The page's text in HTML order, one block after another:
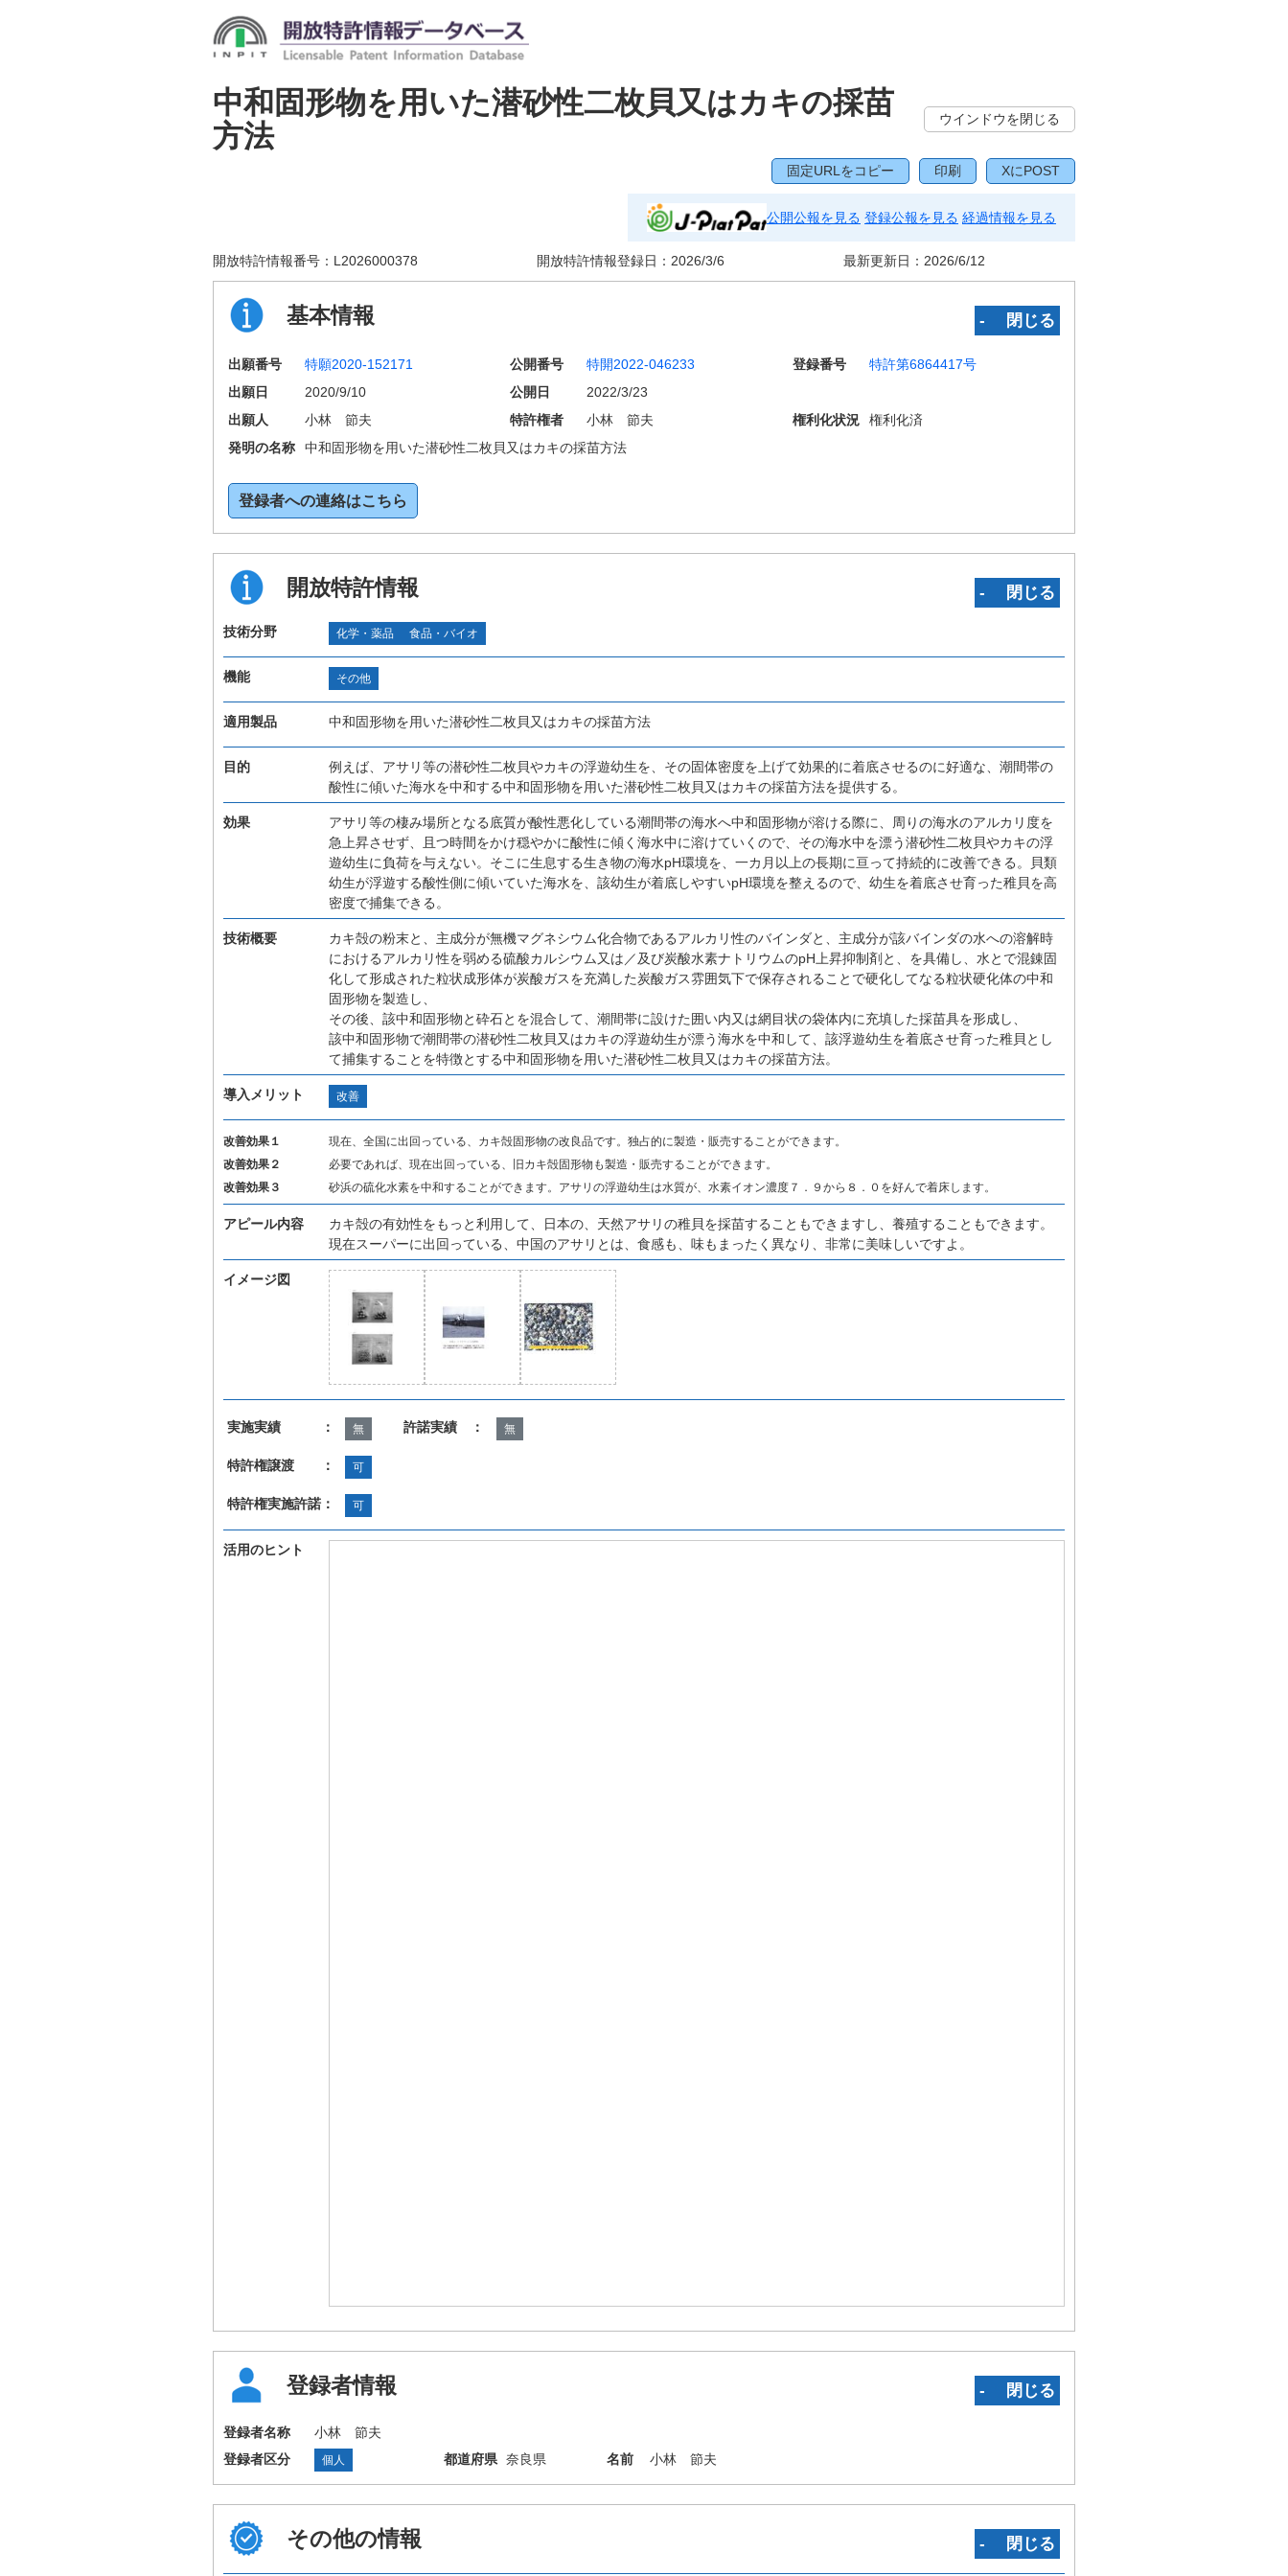
中和固形物を用いた潜砂性二枚貝又はカキの採苗
方法
ウインドウを閉じる
固定URLをコピー 印刷 XにPOST
公開公報を見る 登録公報を見る 経過情報を見る
開放特許情報番号： L2026000378 開放特許情報登録日： 2026/3/6 最新更新日： 2026/6/12
基本情報 ‐ 閉じる
出願番号 特願2020-152171 公開番号 特開2022-046233 登録番号
特許第6864417号
出願日
2020/9/10 公開日
2022/3/23
出願人
小林 節夫 特許権者 小林 節夫 権利化状況
権利化済
発明の名称
中和固形物を用いた潜砂性二枚貝又はカキの採苗方法
登録者への連絡はこちら
開放特許情報 ‐ 閉じる
技術分野 化学・薬品 食品・バイオ
機能 その他
適用製品 中和固形物を用いた潜砂性二枚貝又はカキの採苗方法
目的
例えば、アサリ等の潜砂性二枚貝やカキの浮遊幼生を、その固体密度を上げて効果的に着底させるのに好適な、潮間帯の
酸性に傾いた海水を中和する中和固形物を用いた潜砂性二枚貝又はカキの採苗方法を提供する。
効果
アサリ等の棲み場所となる底質が酸性悪化している潮間帯の海水へ中和固形物が溶ける際に、周りの海水のアルカリ度を
急上昇させず、且つ時間をかけ穏やかに酸性に傾く海水中に溶けていくので、その海水中を漂う潜砂性二枚貝やカキの浮
遊幼生に負荷を与えない。そこに生息する生き物の海水pH環境を、一カ月以上の長期に亘って持続的に改善できる。貝類
幼生が浮遊する酸性側に傾いていた海水を、該幼生が着底しやすいpH環境を整えるので、幼生を着底させ育った稚貝を高
密度で捕集できる。
技術概要
カキ殻の粉末と、主成分が無機マグネシウム化合物であるアルカリ性のバインダと、主成分が該バインダの水への溶解時
におけるアルカリ性を弱める硫酸カルシウム又は／及び炭酸水素ナトリウムのpH上昇抑制剤と、を具備し、水とで混錬固
化して形成された粒状成形体が炭酸ガスを充満した炭酸ガス雰囲気下で保存されることで硬化してなる粒状硬化体の中和
固形物を製造し、
その後、該中和固形物と砕石とを混合して、潮間帯に設けた囲い内又は網目状の袋体内に充填した採苗具を形成し、
該中和固形物で潮間帯の潜砂性二枚貝又はカキの浮遊幼生が漂う海水を中和して、該浮遊幼生を着底させ育った稚貝とし
て捕集することを特徴とする中和固形物を用いた潜砂性二枚貝又はカキの採苗方法。
導入メリット 改善
改善効果１
現在、全国に出回っている、カキ殻固形物の改良品です。独占的に製造・販売することができます。
改善効果２
必要であれば、現在出回っている、旧カキ殻固形物も製造・販売することができます。
改善効果３
砂浜の硫化水素を中和することができます。アサリの浮遊幼生は水質が、水素イオン濃度７．９から８．０を好んで着床します。
アピール内容
カキ殻の有効性をもっと利用して、日本の、天然アサリの稚貝を採苗することもできますし、養殖することもできます。
現在スーパーに出回っている、中国のアサリとは、食感も、味もまったく異なり、非常に美味しいですよ。
イメージ図
実施実績 ： 無 許諾実績 ： 無
特許権譲渡 ： 可
特許権実施許諾： 可
活用のヒント
登録者情報 ‐ 閉じる
登録者名称
小林 節夫
登録者区分
個人 都道府県 奈良県 名前 小林 節夫
その他の情報 ‐ 閉じる